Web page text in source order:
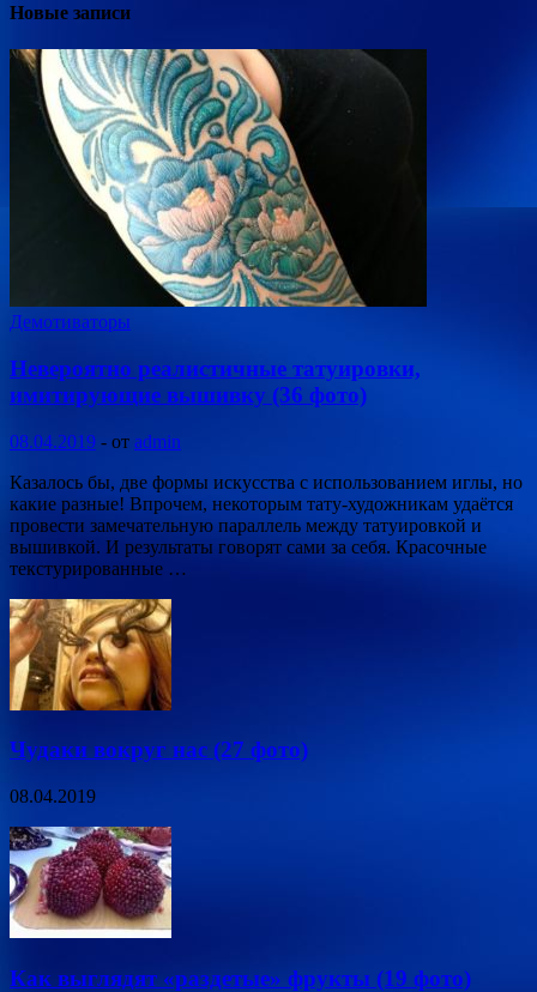
Новые записи
Демотиваторы
Невероятно реалистичные татуировки,
имитирующие вышивку (36 фото)
08.04.2019 - от admin
Казалось бы, две формы искусства с использованием иглы, но
какие разные! Впрочем, некоторым тату-художникам удаётся
провести замечательную параллель между татуировкой и
вышивкой. И результаты говорят сами за себя. Красочные
текстурированные …
Чудаки вокруг нас (27 фото)
08.04.2019
Как выглядят «раздетые» фрукты (19 фото)